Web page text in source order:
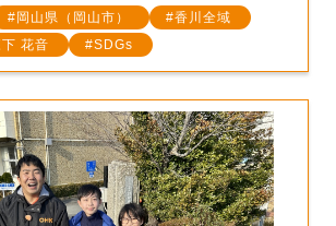
岡山県（岡山市）
香川全域
花音 SDGs